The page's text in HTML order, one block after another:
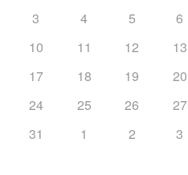
3
4 5 6
10
11 12 13
17
18 19 20
24
25 26 27
31
1 2 3